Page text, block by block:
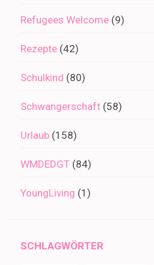
Refugees Welcome (9)
Rezepte (42)
Schulkind (80)
Schwangerschaft (58)
Urlaub (158)
WMDEDGT (84)
YoungLiving (1)
SCHLAGWÖRTER